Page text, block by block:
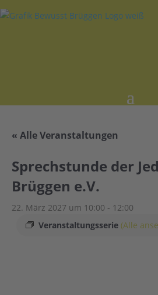
« Alle Veranstaltungen
Sprechstunde der
Brüggen e.V.
22. März 2027 um 10:00 - 12:00
Veranstaltungsserie (Alle